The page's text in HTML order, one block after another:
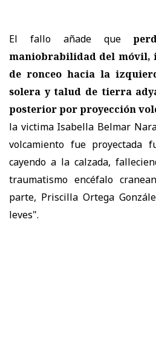
El fallo añade que
maniobrabilidad del móvil,
de ronceo hacia la
solera y talud de tierra
posterior por proyección
la victima Isabella Belmar
volcamiento fue proyectada
cayendo a la calzada,
traumatismo encéfalo
parte, Priscilla Ortega
leves".